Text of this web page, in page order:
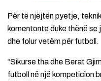
Për të njëjtën pyetje,
komentonte duke thënë se
dhe folur vetëm për futboll.
“Sikurse tha dhe Berat
futboll në një kompeticion